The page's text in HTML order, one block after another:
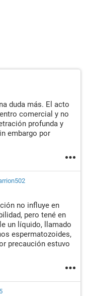
duda más. El acto
comercial y no
profunda y
embargo por
no influye en
pero tené en
un líquido, llamado
espermatozoides,
precaución estuvo